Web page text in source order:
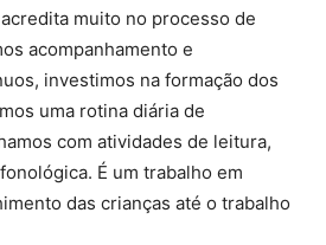
muito no processo de
acompanhamento e
investimos na formação dos
uma rotina diária de
com atividades de leitura,
É um trabalho em
das crianças até o trabalho